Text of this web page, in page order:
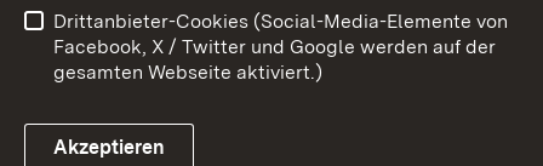
Link zum Landesportal
Impressum Cookies
Drittanbieter-Cookies (Social-Media-Elemente von
Facebook, X / Twitter und Google werden auf der
gesamten Webseite aktiviert.)
Akzeptieren